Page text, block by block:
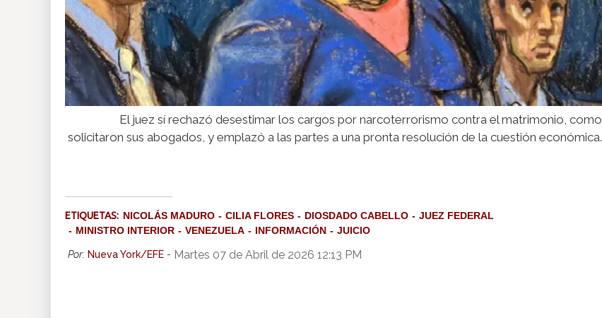
El juez sí rechazó desestimar los cargos por narcoterrorismo contra el matrimonio, como
solicitaron sus abogados, y emplazó a las partes a una pronta resolución de la cuestión económica.
ETIQUETAS: NICOLÁS MADURO CILIA FLORES DIOSDADO CABELLO
JUEZ FEDERAL
MINISTRO INTERIOR
VENEZUELA INFORMACIÓN JUICIO
Por: Nueva York/EFE - Martes 07 de Abril de 2026 12:13 PM